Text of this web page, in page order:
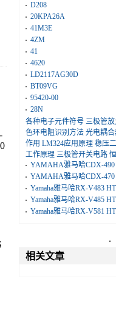
D208
20KPA26A
41M3E
4ZM
41
4620
LD2117AG30D
BT09VG
95420-00
28N
各种电子元件符号 三极管
色环电阻识别方法 光电耦
作用 LM324应用原理 稳压
工作原理 三极管开关电路
YAMAHA雅马哈CDX-490
YAMAHA雅马哈CDX-470
Yamaha雅马哈RX-V483
Yamaha雅马哈RX-V485
Yamaha雅马哈RX-V581
.
相关文章